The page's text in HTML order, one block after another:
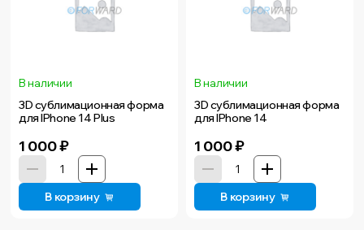
В наличии
3D сублимационная форма
для IPhone 14 Plus
1 000₽
В корзину
В наличии
3D сублимационная форма
для IPhone 14
1 000₽
В корзину